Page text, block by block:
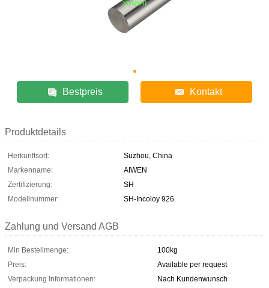
Bestpreis Kontakt
Produktdetails
Herkunftsort:
Suzhou, China
Markenname:
AIWEN
Zertifizierung:
SH
Modellnummer:
SH-Incoloy 926
Zahlung und Versand AGB
Min Bestellmenge:
100kg
Preis:
Available per request
Verpackung Informationen:
Nach Kundenwunsch